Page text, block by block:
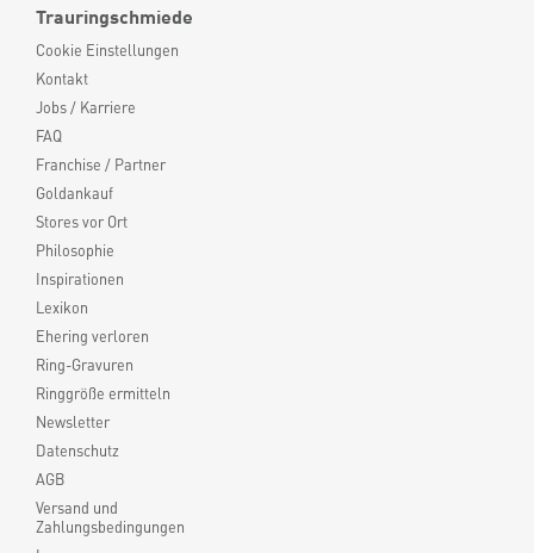
Trauringschmiede
Cookie Einstellungen
Kontakt
Jobs / Karriere
FAQ
Franchise / Partner
Goldankauf
Stores vor Ort
Philosophie
Inspirationen
Lexikon
Ehering verloren
Ring-Gravuren
Ringgröße ermitteln
Newsletter
Datenschutz
AGB
Versand und
Zahlungsbedingungen